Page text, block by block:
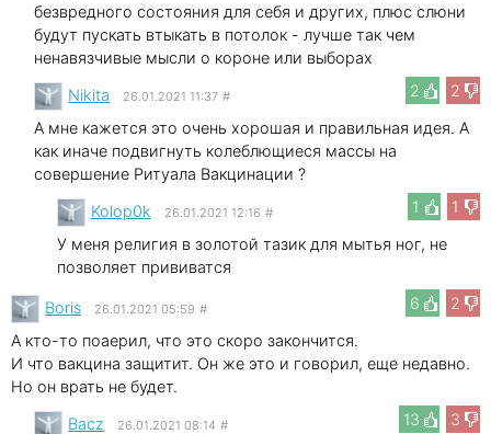
безвредного состояния для себя и других, плюс слюни
будут пускать втыкать в потолок - лучше так чем
ненавязчивые мысли о короне или выборах
2
2
Nikita 26.01.2021 11:37 #
А мне кажется это очень хорошая и правильная идея. А
как иначе подвигнуть колеблющиеся массы на
совершение Ритуала Вакцинации ?
1
1
Kolop0k 26.01.2021 12:16 #
У меня религия в золотой тазик для мытья ног, не
позволяет прививатся
6
2
Boris 26.01.2021 05:59 #
А кто-то поаерил, что это скоро закончится.
И что вакцина защитит. Он же это и говорил, еще недавно.
Но он врать не будет.
13
3
Bacz 26.01.2021 08:14 #